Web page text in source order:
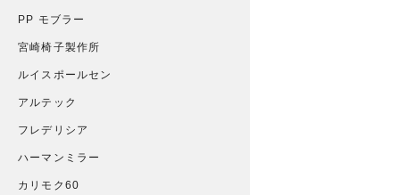
PP モブラー
宮崎椅子製作所
ルイスポールセン
アルテック
フレデリシア
ハーマンミラー
カリモク60